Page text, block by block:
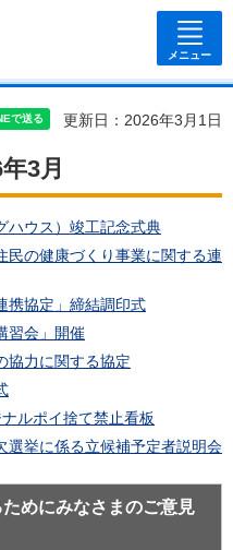
メニュー
更新日：2026年3月1日
3月
ハウス）竣工記念式典
民の健康づくり事業に関する連
携協定」締結調印式
習会」開催
協力に関する協定
ルポイ捨て禁止看板
選挙に係る立候補予定者説明会
めにみなさまのご意見